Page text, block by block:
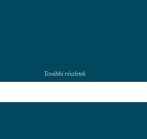
További részletek